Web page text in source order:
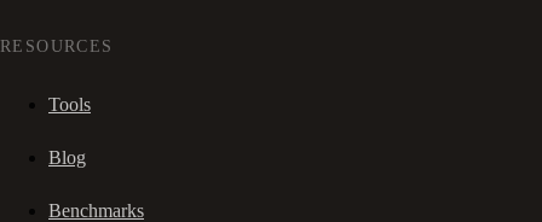
RESOURCES
Tools
Blog
Benchmarks